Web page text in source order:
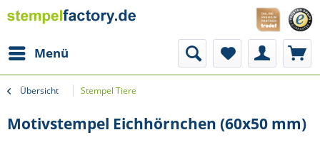
Menü
Übersicht Stempel Tiere
Motivstempel Eichhörnchen (60x50 mm)